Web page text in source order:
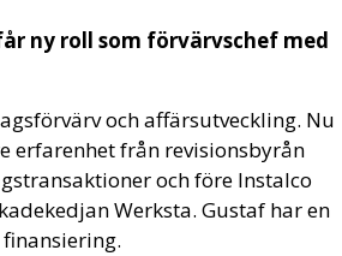
ny roll som förvärvschef med
och affärsutveckling. Nu
erfarenhet från revisionsbyrån
och före Instalco
Werksta. Gustaf har en